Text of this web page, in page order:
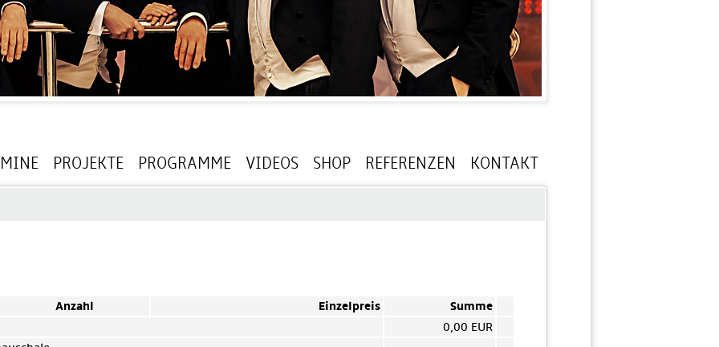
PROJEKTE PROGRAMME VIDEOS SHOP REFERENZEN KONTAKT
Anzahl Einzelpreis
Summe
0,00 EUR